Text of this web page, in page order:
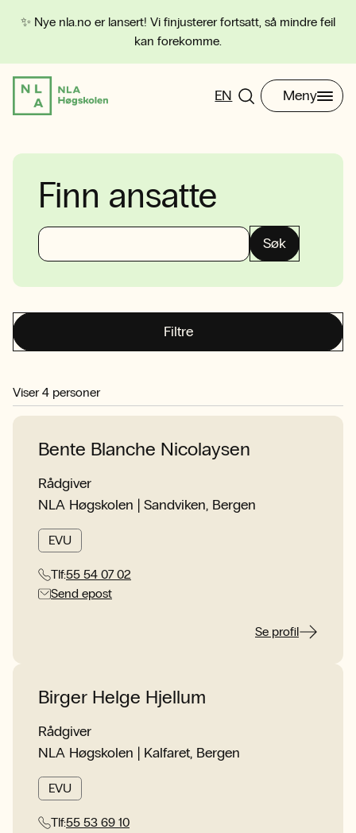
✨ Nye nla.no er lansert! Vi finjusterer fortsatt, så mindre feil
kan forekomme.
EN Meny
Finn ansatte
Søk
Filtre
Viser 4 personer
Bente Blanche Nicolaysen
Rådgiver
NLA Høgskolen | Sandviken, Bergen
EVU
Tlf:55 54 07 02
Send epost
Se profil
Birger Helge Hjellum
Rådgiver
NLA Høgskolen | Kalfaret, Bergen
EVU
Tlf:55 53 69 10